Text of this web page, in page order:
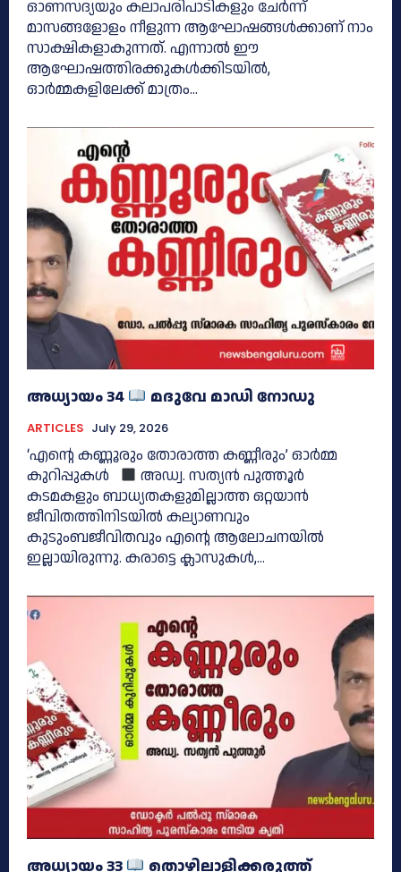
ഓണസദ്യയും കലാപരിപാടികളും ചേർന്ന്
മാസങ്ങളോളം നീളുന്ന ആഘോഷങ്ങൾക്കാണ് നാം
സാക്ഷികളാകുന്നത്. എന്നാൽ ഈ
ആഘോഷത്തിരക്കുകൾക്കിടയിൽ,
ഓർമ്മകളിലേക്ക് മാത്രം...
അധ്യായം 34 മദുവേ മാഡി നോഡു
ARTICLES July 29, 2026
‘എന്റെ കണ്ണൂരും തോരാത്ത കണ്ണീരും’ ഓർമ്മ
കുറിപ്പുകൾ
അഡ്വ. സത്യൻ പുത്തൂര്‍
കടമകളും ബാധ്യതകളുമില്ലാത്ത ഒറ്റയാൻ
ജീവിതത്തിനിടയിൽ കല്യാണവും
കുടുംബജീവിതവും എൻ്റെ ആലോചനയിൽ
ഇല്ലായിരുന്നു. കരാട്ടെ ക്ലാസുകൾ,...
അധ്യായം 33 തൊഴിലാളിക്കരുത്ത്